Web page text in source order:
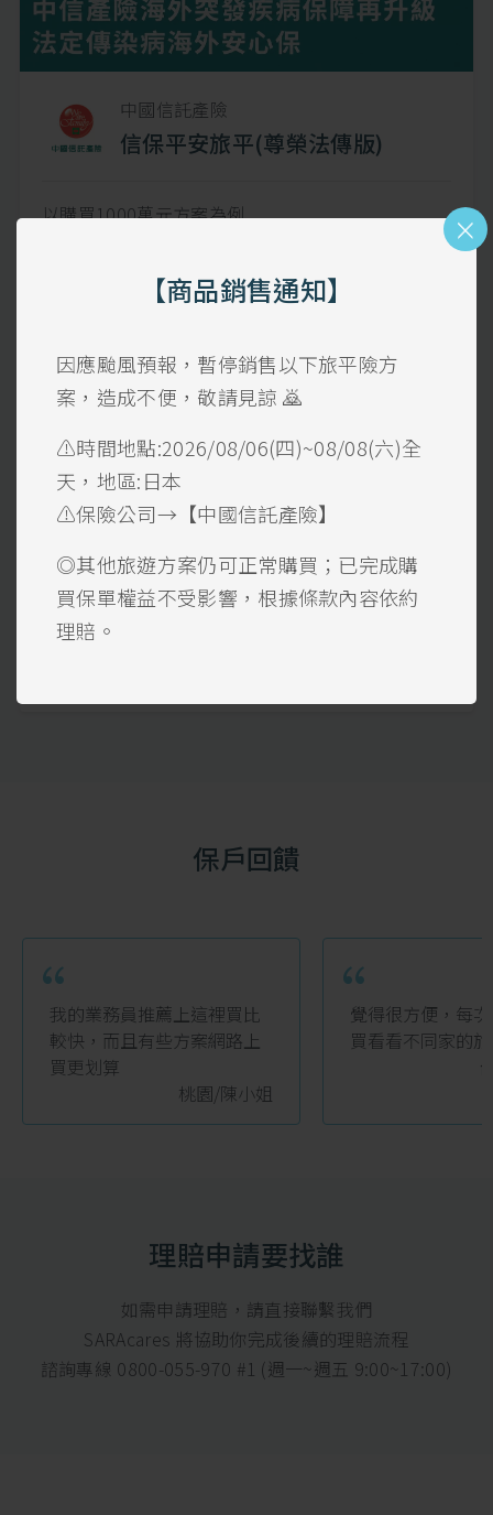
×
【商品銷售通知】
因應颱風預報，暫停銷售以下旅平險方
案，造成不便，敬請見諒 🙇
⚠️時間地點:2026/08/06(四)~08/08(六)全
天，地區:日本
⚠️保險公司→【中國信託產險】
◎其他旅遊方案仍可正常購買；已完成購
買保單權益不受影響，根據條款內容依約
理賠。
中國信託產險
信保平安旅平(尊榮法傳版)
以購買1000萬元方案為例
【傷害醫療】100萬
【班機延誤】超過 4hr -可賠 6,000 元
每次上限12,000元，可理賠二次
【行李延誤】超過6hr-賠$6,000元
【信用卡盜用】上限5萬
【急難救助】上限6萬美金
保戶回饋
“
我的業務員推薦上這裡買比
較快，而且有些方案網路上
買更划算
桃園/陳小姐
“
覺得很方便，每
買看看不同家的
理賠申請要找誰
如需申請理賠，請直接聯繫我們
SARAcares 將協助你完成後續的理賠流程
諮詢專線 0800-055-970 #1 (週一~週五 9:00~17:00)